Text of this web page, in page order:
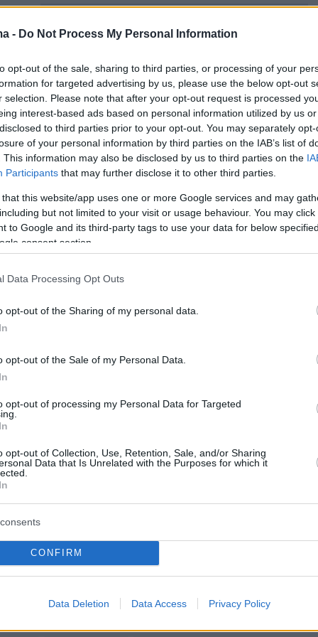
- Do Not Process My Personal Information
opt-out of the sale, sharing to third parties, or processing of your
for targeted advertising by us, please use the below opt-out
selection. Please note that after your opt-out request is processed
interest-based ads based on personal information utilized by us
to third parties prior to your opt-out. You may separately
of your personal information by third parties on the IAB’s list of
This information may also be disclosed by us to third parties on the
Participants that may further disclose it to other third parties.
that this website/app uses one or more Google services and may
but not limited to your visit or usage behaviour. You may
to Google and its third-party tags to use your data for below
consent section.
Data Processing Opt Outs
opt-out of the Sharing of my personal data.
opt-out of the Sale of my Personal Data.
opt-out of processing my Personal Data for Targeted
opt-out of Collection, Use, Retention, Sale, and/or Sharing
Data that Is Unrelated with the Purposes for which it
CONFIRM
Data Deletion Data Access Privacy Policy
Στην κόψη του ενεργειακού ξυραφιού:
έως 44°C δοκιμάζει το ηλεκτρικό σύστημα
καύσωνας με 44άρια - Ποιες
θα «καούν» σήμερα, όλες οι
ανά περιοχή
της ΕΜΥ, Θεόδωρος Κολυδάςμέσω
στα μέσα κοινωνικής δικτύωσης, εστιάζει
θερμοκρασίες ανά περιοχή.
αναφέρει:
μας για τις μέγιστες θερμοκρασίες σήμερα
- Θεσσαλία - Ανατολική Ήπειρος -
Περιοχές: Άρτα, Τρίκαλα, Λάρισα,
Σέρρες, πρόβλεψη: 42°C έως 44 °C
και Ανατολική Πελοπόννησος (εσωτερικές
όπως Σπάρτη, Άργος, Τρίπολη
έως 43.5°C
– Κοζάνη – Πτολεμαΐδα με
– 42°C